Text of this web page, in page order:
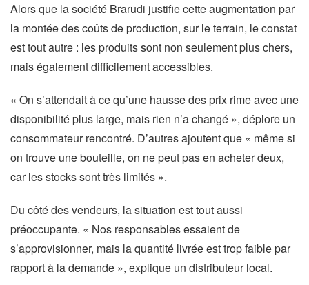
Alors que la société Brarudi justifie cette augmentation par
la montée des coûts de production, sur le terrain, le constat
est tout autre : les produits sont non seulement plus chers,
mais également difficilement accessibles.
« On s’attendait à ce qu’une hausse des prix rime avec une
disponibilité plus large, mais rien n’a changé », déplore un
consommateur rencontré. D’autres ajoutent que « même si
on trouve une bouteille, on ne peut pas en acheter deux,
car les stocks sont très limités ».
Du côté des vendeurs, la situation est tout aussi
préoccupante. « Nos responsables essaient de
s’approvisionner, mais la quantité livrée est trop faible par
rapport à la demande », explique un distributeur local.